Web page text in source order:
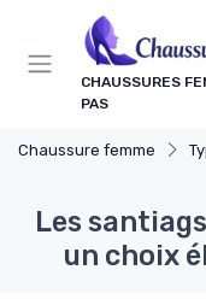
CHAUSSURES
PAS
Chaussure femme
Les
un choix
Panneau de gestion